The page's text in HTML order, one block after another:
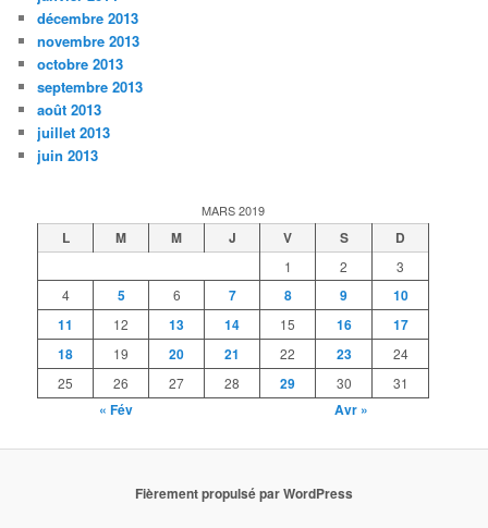
décembre 2013
novembre 2013
octobre 2013
septembre 2013
août 2013
juillet 2013
juin 2013
MARS 2019
L M M J V S D
1 2
3
4
5 6 7 8 9
10
11
12 13 14 15 16
17
18
19 20 21 22 23
24
25
26 27 28 29 30 31
« Fév Avr »
Fièrement propulsé par WordPress